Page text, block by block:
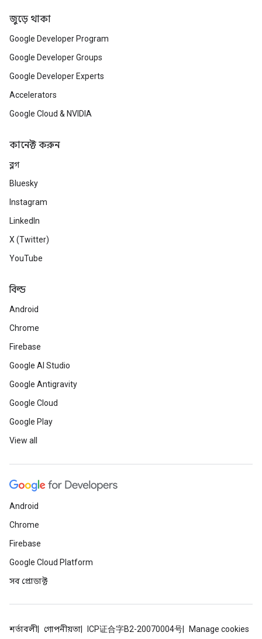
জুড়ে থাকা
Google Developer Program
Google Developer Groups
Google Developer Experts
Accelerators
Google Cloud & NVIDIA
কানেক্ট করুন
ব্লগ
Bluesky
Instagram
LinkedIn
X (Twitter)
YouTube
বিল্ড
Android
Chrome
Firebase
Google AI Studio
Google Antigravity
Google Cloud
Google Play
View all
Android
Chrome
Firebase
Google Cloud Platform
সব প্রোডাক্ট
শর্তাবলী গোপনীয়তা ICP证合字B2-20070004号 Manage cookies